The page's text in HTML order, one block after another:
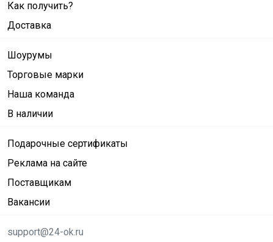
Как получить?
Доставка
Шоурумы
Торговые марки
Наша команда
В наличии
Подарочные сертификаты
Реклама на сайте
Поставщикам
Вакансии
support@24-ok.ru